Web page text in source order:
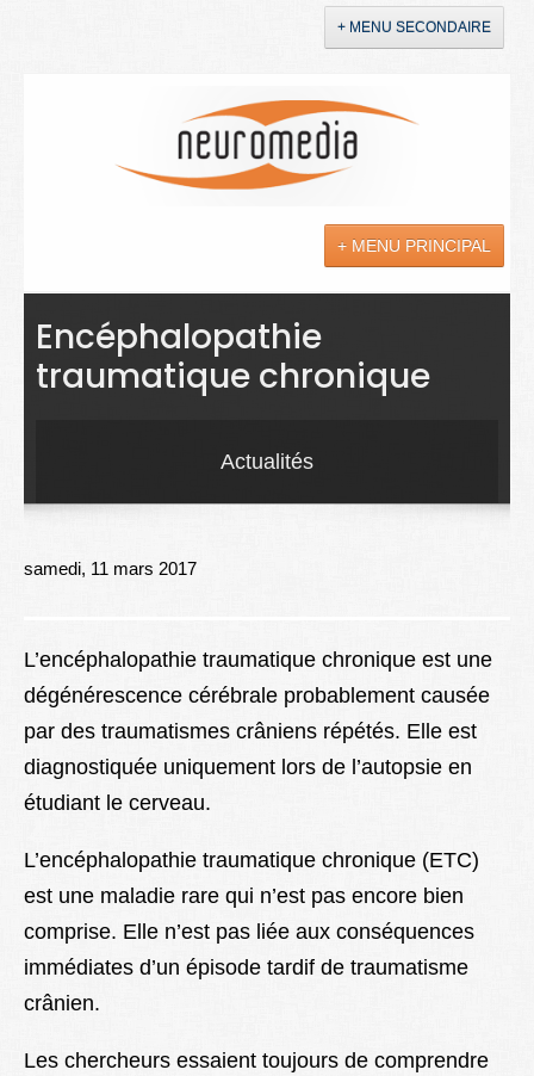
+ MENU SECONDAIRE
+ MENU PRINCIPAL
Actualités
Sciences
Droit
Lexique
Encéphalopathie
traumatique chronique
Actualités
samedi, 11 mars 2017
L’encéphalopathie traumatique chronique est une
dégénérescence cérébrale probablement causée
par des traumatismes crâniens répétés. Elle est
diagnostiquée uniquement lors de l’autopsie en
étudiant le cerveau.
L’encéphalopathie traumatique chronique (ETC)
est une maladie rare qui n’est pas encore bien
comprise. Elle n’est pas liée aux conséquences
immédiates d’un épisode tardif de traumatisme
crânien.
Les chercheurs essaient toujours de comprendre